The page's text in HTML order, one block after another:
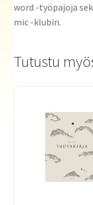
word -työpajoja
mic -klubin.
Tutustu